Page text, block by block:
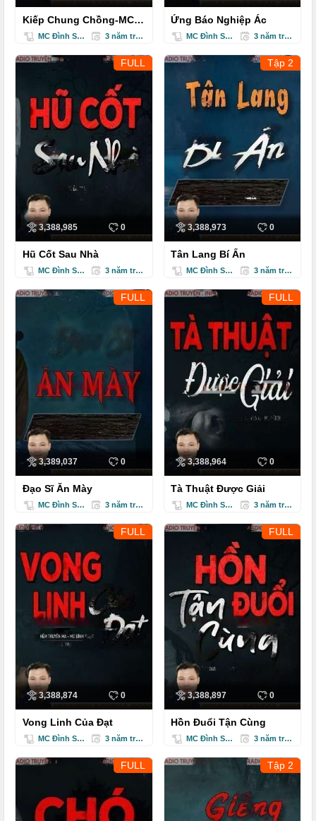
Kiếp Chung Chồng-MC
Đình Soạn
MC Đình Soạn 3 năm trước
Ứng Báo Nghiệp Ác
MC Đình Soạn 3 năm trước
FULL
3,388,985 0
Hũ Cốt Sau Nhà
MC Đình Soạn 3 năm trước
Tập 2
3,388,973 0
Tân Lang Bí Ẩn
MC Đình Soạn 3 năm trước
FULL
3,389,037 0
Đạo Sĩ Ăn Mày
MC Đình Soạn 3 năm trước
FULL
3,388,964 0
Tà Thuật Được Giải
MC Đình Soạn 3 năm trước
FULL
3,388,874 0
Vong Linh Của Đạt
MC Đình Soạn 3 năm trước
FULL
3,388,897 0
Hồn Đuổi Tận Cùng
MC Đình Soạn 3 năm trước
FULL Tập 2